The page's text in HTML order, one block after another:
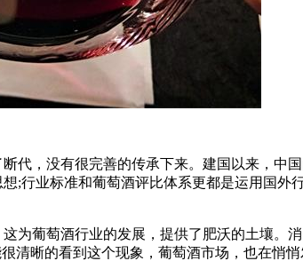
代，没有很完善的传承下来。建国以来，中
;行业标准和葡萄酒评比体系更都是运用国外
葡萄酒行业的发展，提供了肥沃的土壤。
清晰的看到这个现象，葡萄酒市场，也在悄悄